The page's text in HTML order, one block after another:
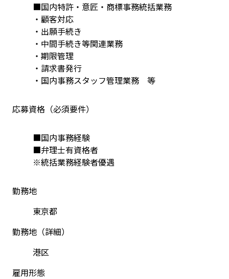
■国内特許・意匠・商標事務統括業務
・顧客対応
・出願手続き
・中間手続き等関連業務
・期限管理
・請求書発行
・国内事務スタッフ管理業務　等
応募資格（必須要件）
■国内事務経験
■弁理士有資格者
※統括業務経験者優遇
勤務地
東京都
勤務地（詳細）
港区
雇用形態